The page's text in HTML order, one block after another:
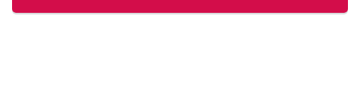
■経歴：2003年、夫が子育てをするために、突然会社を辞める。翌月からの